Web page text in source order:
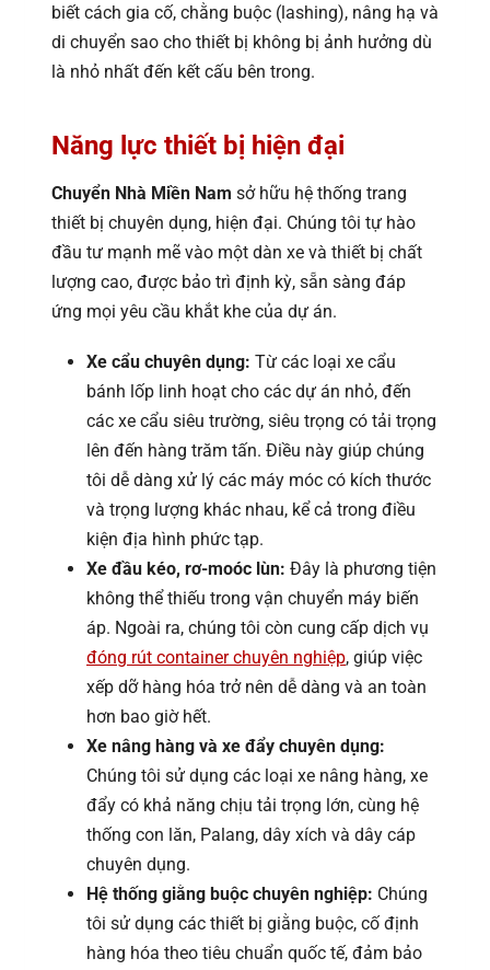
biết cách gia cố, chằng buộc (lashing), nâng hạ và
di chuyển sao cho thiết bị không bị ảnh hưởng dù
là nhỏ nhất đến kết cấu bên trong.
Năng lực thiết bị hiện đại
Chuyển Nhà Miền Nam sở hữu hệ thống trang
thiết bị chuyên dụng, hiện đại. Chúng tôi tự hào
đầu tư mạnh mẽ vào một dàn xe và thiết bị chất
lượng cao, được bảo trì định kỳ, sẵn sàng đáp
ứng mọi yêu cầu khắt khe của dự án.
Xe cẩu chuyên dụng: Từ các loại xe cẩu
bánh lốp linh hoạt cho các dự án nhỏ, đến
các xe cẩu siêu trường, siêu trọng có tải trọng
lên đến hàng trăm tấn. Điều này giúp chúng
tôi dễ dàng xử lý các máy móc có kích thước
và trọng lượng khác nhau, kể cả trong điều
kiện địa hình phức tạp.
Xe đầu kéo, rơ-moóc lùn: Đây là phương tiện
không thể thiếu trong vận chuyển máy biến
áp. Ngoài ra, chúng tôi còn cung cấp dịch vụ
đóng rút container chuyên nghiệp, giúp việc
xếp dỡ hàng hóa trở nên dễ dàng và an toàn
hơn bao giờ hết.
Xe nâng hàng và xe đẩy chuyên dụng:
Chúng tôi sử dụng các loại xe nâng hàng, xe
đẩy có khả năng chịu tải trọng lớn, cùng hệ
thống con lăn, Palang, dây xích và dây cáp
chuyên dụng.
Hệ thống giằng buộc chuyên nghiệp: Chúng
tôi sử dụng các thiết bị giằng buộc, cố định
hàng hóa theo tiêu chuẩn quốc tế, đảm bảo